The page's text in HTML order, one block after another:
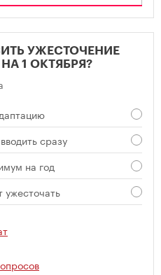
УЖЕСТОЧЕНИЕ
1 ОКТЯБРЯ?
сразу
на год